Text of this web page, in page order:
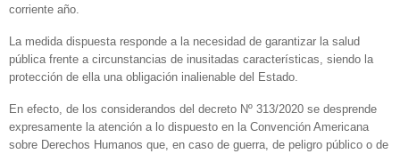
corriente año.
La medida dispuesta responde a la necesidad de garantizar la salud
pública frente a circunstancias de inusitadas características, siendo la
protección de ella una obligación inalienable del Estado.
En efecto, de los considerandos del decreto Nº 313/2020 se desprende
expresamente la atención a lo dispuesto en la Convención Americana
sobre Derechos Humanos que, en caso de guerra, de peligro público o de